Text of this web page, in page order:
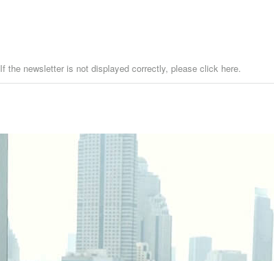
If the newsletter is not displayed correctly, please click here.